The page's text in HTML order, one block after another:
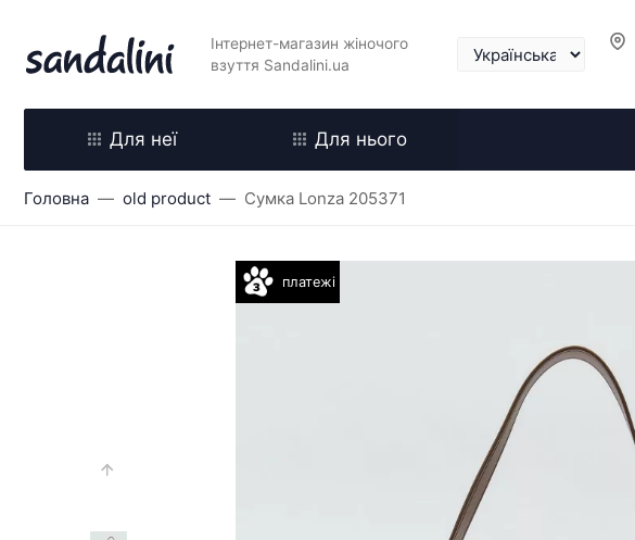
Інтернет-магазин жіночого
взуття Sandalini.ua
Для неї Для нього
Головна old product Сумка Lonza 205371
платежі